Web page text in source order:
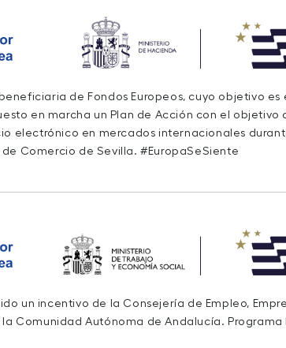
beneficiaria de Fondos Europeos, cuyo objetivo
en marcha un Plan de Acción con el
electrónico en mercados internacionales
Comercio de Sevilla. #EuropaSeSiente
un incentivo de la Consejería de Empleo,
Comunidad Autónoma de Andalucía.